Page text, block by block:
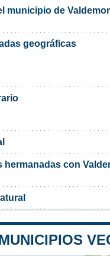
municipio de
geográficas
hermanadas con